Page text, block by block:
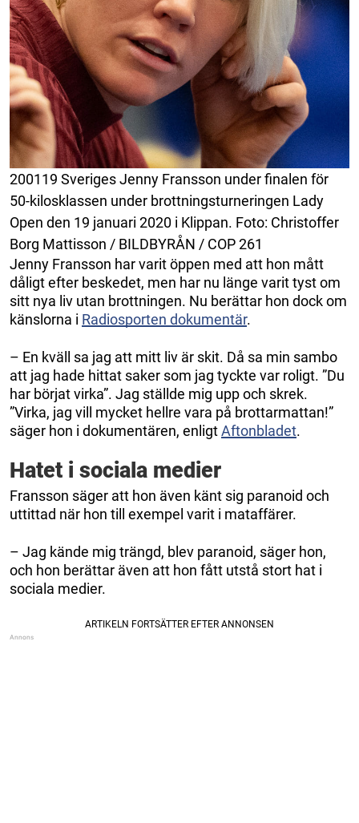
200119 Sveriges Jenny Fransson under finalen för
50-kilosklassen under brottningsturneringen Lady
Open den 19 januari 2020 i Klippan. Foto: Christoffer
Borg Mattisson / BILDBYRÅN / COP 261
Jenny Fransson har varit öppen med att hon mått
dåligt efter beskedet, men har nu länge varit tyst om
sitt nya liv utan brottningen. Nu berättar hon dock om
känslorna i Radiosporten dokumentär.
– En kväll sa jag att mitt liv är skit. Då sa min sambo
att jag hade hittat saker som jag tyckte var roligt. ”Du
har börjat virka”. Jag ställde mig upp och skrek.
”Virka, jag vill mycket hellre vara på brottarmattan!”
säger hon i dokumentären, enligtAftonbladet.
Hatet i sociala medier
Fransson säger att hon även känt sig paranoid och
uttittad när hon till exempel varit i mataffärer.
– Jag kände mig trängd, blev paranoid, säger hon,
och hon berättar även att hon fått utstå stort hat i
sociala medier.